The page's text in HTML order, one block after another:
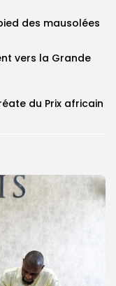
des mausolées
vers la Grande
du Prix africain